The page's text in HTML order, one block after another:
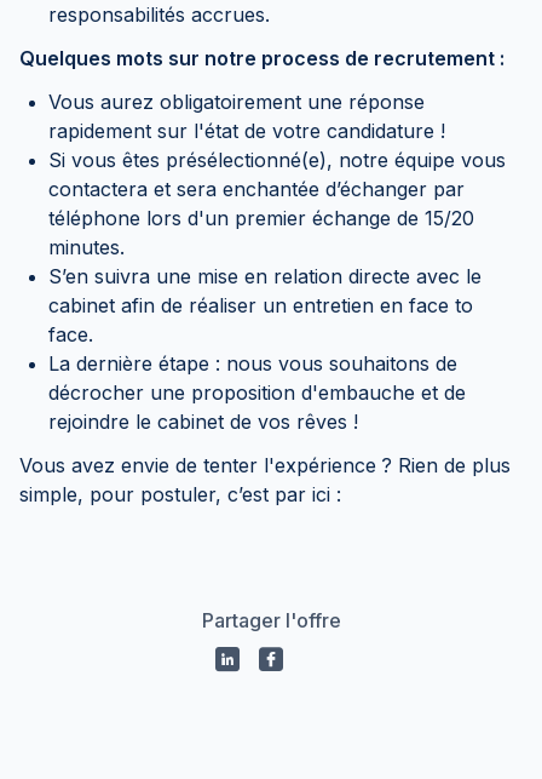
responsabilités accrues.
Quelques mots sur notre process de recrutement :
Vous aurez obligatoirement une réponse
rapidement sur l'état de votre candidature !
Si vous êtes présélectionné(e), notre équipe vous
contactera et sera enchantée d’échanger par
téléphone lors d'un premier échange de 15/20
minutes.
S’en suivra une mise en relation directe avec le
cabinet afin de réaliser un entretien en face to
face.
La dernière étape : nous vous souhaitons de
décrocher une proposition d'embauche et de
rejoindre le cabinet de vos rêves !
Vous avez envie de tenter l'expérience ? Rien de plus
simple, pour postuler, c’est par ici :
Partager l'offre